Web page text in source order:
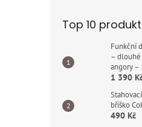
Top 10
Funkční
–
angory
1 390
bříško
490 Kč